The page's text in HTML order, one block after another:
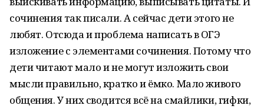
сочинения так писали. А сейчас дети этого не
любят. Отсюда и проблема написать в ОГЭ
изложение с элементами сочинения. Потому что
дети читают мало и не могут изложить свои
мысли правильно, кратко и ёмко. Мало живого
общения. У них сводится всё на смайлики, гифки,